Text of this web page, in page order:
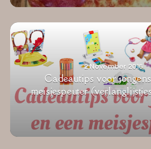
2 November 2016
Cadeautips voor
meisjespeuter